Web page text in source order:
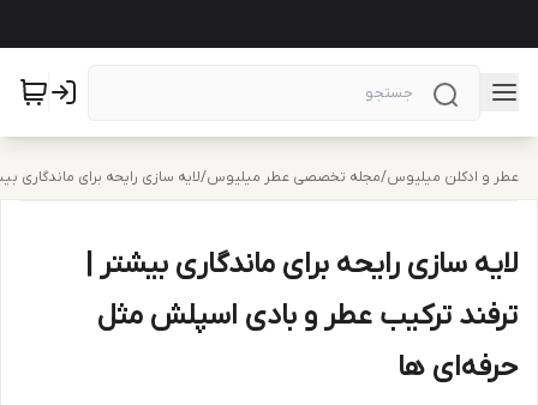
عطر و ادکلن میلیوس/مجله تخصصی عطر میلیوس/لایه‌ سازی رایحه برای
لایه‌ سازی رایحه برای ماندگاری بیشتر |
ترفند ترکیب عطر و بادی اسپلش مثل
حرفه‌ای‌ ها